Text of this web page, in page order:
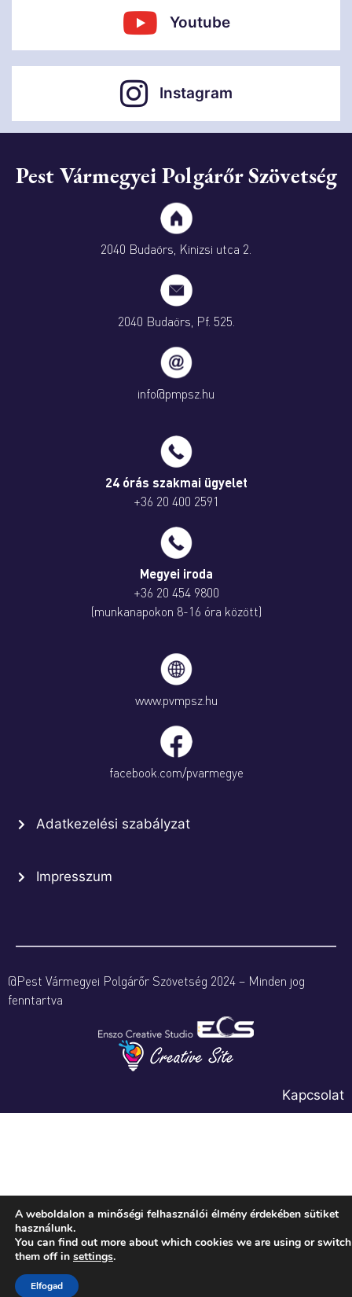
Youtube
Instagram
Pest Vármegyei Polgárőr Szövetség
2040 Budaörs, Kinizsi utca 2.
2040 Budaörs, Pf. 525.
info@pmpsz.hu
24 órás szakmai ügyelet
+36 20 400 2591
Megyei iroda
+36 20 454 9800
(munkanapokon 8-16 óra között)
www.pvmpsz.hu
facebook.com/pvarmegye
Adatkezelési szabályzat
Impresszum
@Pest Vármegyei Polgárőr Szövetség 2024 – Minden jog
fenntartva
Kapcsolat
A weboldalon a minőségi felhasználói élmény érdekében sütiket
használunk.
You can find out more about which cookies we are using or switch
them off in settings.
Elfogad